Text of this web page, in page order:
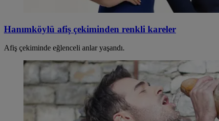
Hanımköylü afiş çekiminden renkli kareler
Afiş çekiminde eğlenceli anlar yaşandı.